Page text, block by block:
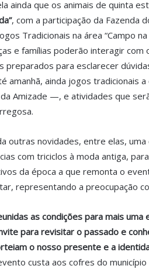
ainda que os animais de quinta
, com a participação da Fazenda
Tradicionais na área “Campo
e famílias poderão interagir com
para esclarecer
amanhã, ainda jogos tradicionais
Amizade —, e atividades que
outras novidades, entre elas,
com triciclos à moda antiga,
da época a que remonta o
representando a preocupação
as condições para mais
para revisitar o passado e
o nosso presente e a
custa aos cofres do